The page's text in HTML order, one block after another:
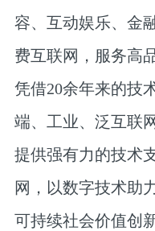
容、互动娱乐、金
费互联网，服务高
凭借20余年来的技
端、工业、泛互联
提供强有力的技术
网，以数字技术助
可持续社会价值创